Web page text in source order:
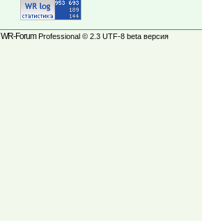
WR-ForumProfessional © 2.3 UTF-8 beta версия